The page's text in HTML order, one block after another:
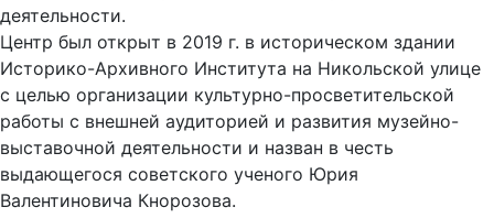
деятельности.
Центр был открыт в 2019 г. в историческом здании
Историко-Архивного Института на Никольской улице
с целью организации культурно-просветительской
работы с внешней аудиторией и развития музейно-
выставочной деятельности и назван в честь
выдающегося советского ученого Юрия
Валентиновича Кнорозова.